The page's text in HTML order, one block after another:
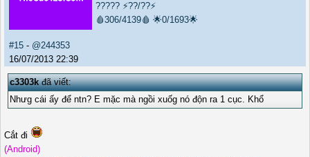
????? ⚡??/??⚡
🩸306/4139🩸 🌟0/1693🌟
#15 - @244353
16/07/2013 22:39
c3303kđã viết:
Nhưg cái ấy để ntn? E mặc mà ngồi xuốg nó độn ra 1 cục. Khổ
Cắt đi
(Android)